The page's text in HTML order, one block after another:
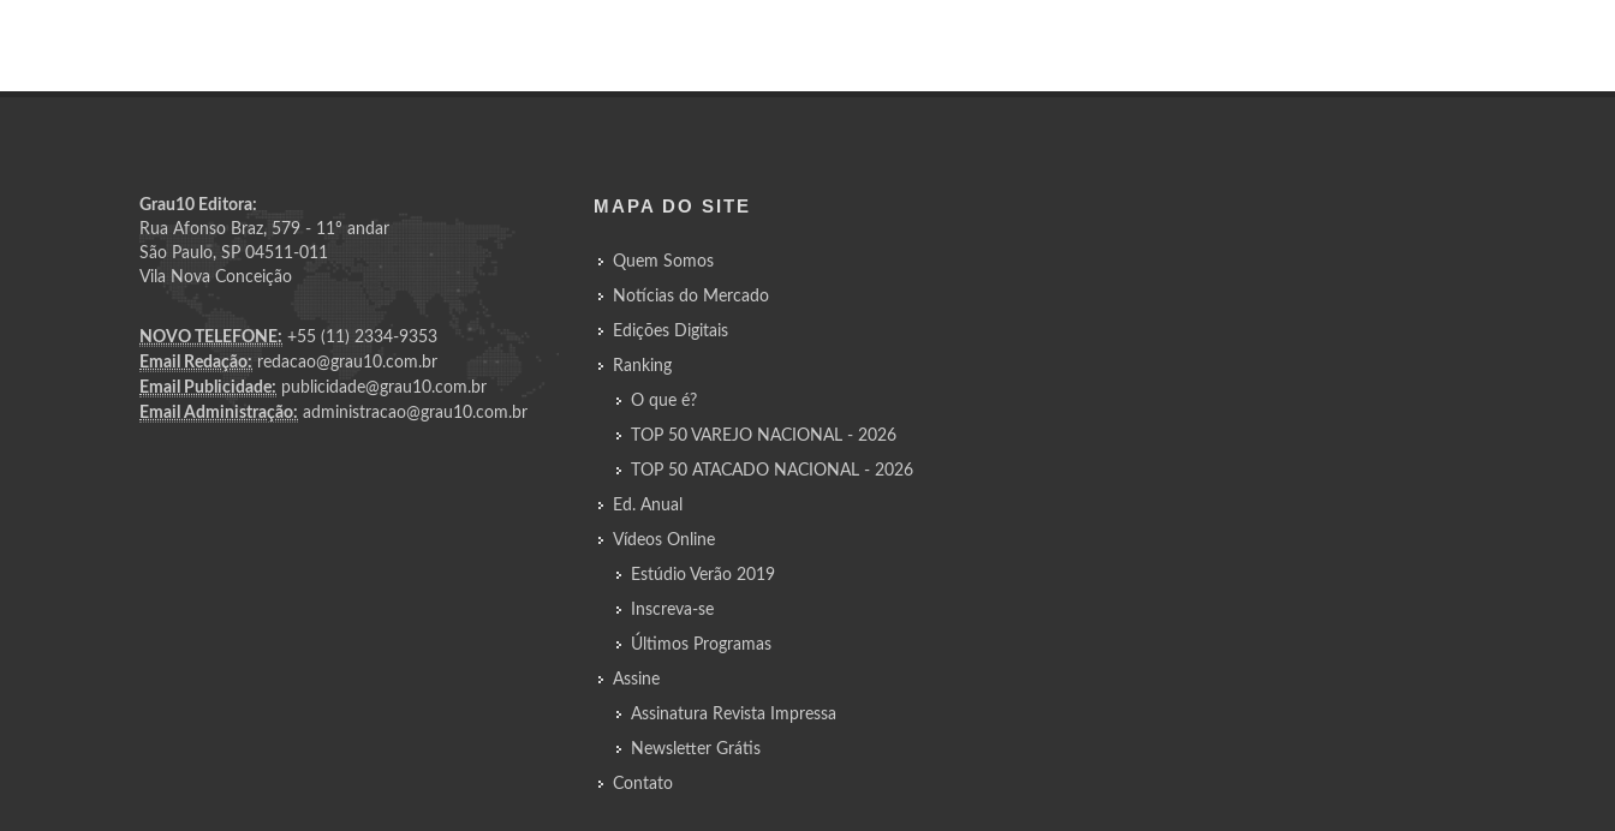
Grau10 Editora:
Rua Afonso Braz, 579 - 11º andar
São Paulo, SP 04511-011
Vila Nova Conceição
NOVO TELEFONE: +55 (11) 2334-9353
Email Redação: redacao@grau10.com.br
Email Publicidade: publicidade@grau10.com.br
Email Administração: administracao@grau10.com.br
MAPA DO SITE
Quem Somos
Notícias do Mercado
Edições Digitais
Ranking
O que é?
TOP 50 VAREJO NACIONAL - 2026
TOP 50 ATACADO NACIONAL - 2026
Ed. Anual
Vídeos Online
Estúdio Verão 2019
Inscreva-se
Últimos Programas
Assine
Assinatura Revista Impressa
Newsletter Grátis
Contato